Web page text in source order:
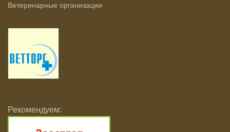
Ветеринарные организации
Рекомендуем: